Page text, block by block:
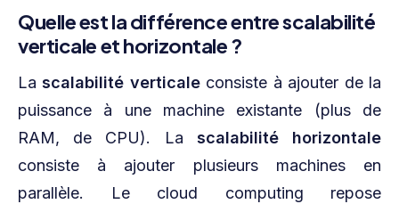
Quelle est la différence entre scalabilité
verticale et horizontale ?
Lascalabilité verticaleconsiste à ajouter de la
puissance à une machine existante (plus de
RAM, de CPU). La scalabilité horizontale
consiste à ajouter plusieurs machines en
parallèle. Le cloud computing repose